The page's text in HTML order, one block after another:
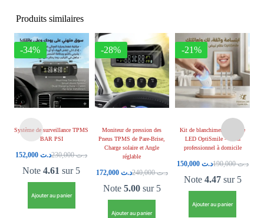
Produits similaires
-34%
Système de surveillance TPMS
BAR PSI
د.ت230,000 د.ت152,000
Note4.61 sur 5
Ajouter au panier
-28%
Moniteur de pression des
Pneus TPMS de Pare-Brise,
Charge solaire et Angle
réglable
د.ت240,000 د.ت 172,000
Note 5.00sur 5
Ajouter au panier
-21%
Kit de blanchiment dentaire
LED OptiSmile – Soin
professionnel à domicile
د.ت190,000 د.ت 150,000
Note 4.47sur 5
Ajouter au panier